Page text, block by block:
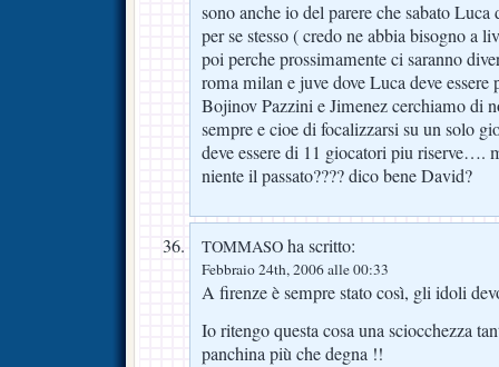
sono anche io del parere che sabato
per se stesso ( credo ne abbia bisogno a
poi perche prossimamente ci saranno
roma milan e juve dove Luca deve
Bojinov Pazzini e Jimenez cerchiamo di
sempre e cioe di focalizzarsi su un solo
deve essere di 11 giocatori piu riserve….
niente il passato???? dico bene David?
TOMMASO ha scritto:
Febbraio 24th, 2006 alle 00:33
A firenze è sempre stato così, gli idoli
Io ritengo questa cosa una sciocchezza
panchina più che degna !!